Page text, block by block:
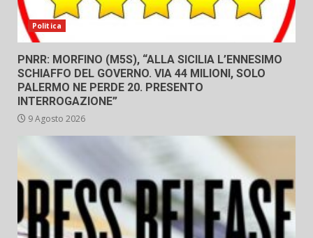
Politica
PNRR: MORFINO (M5S), “ALLA SICILIA L’ENNESIMO
SCHIAFFO DEL GOVERNO. VIA 44 MILIONI, SOLO
PALERMO NE PERDE 20. PRESENTO
INTERROGAZIONE”
9 Agosto 2026